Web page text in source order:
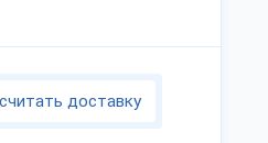
доставку